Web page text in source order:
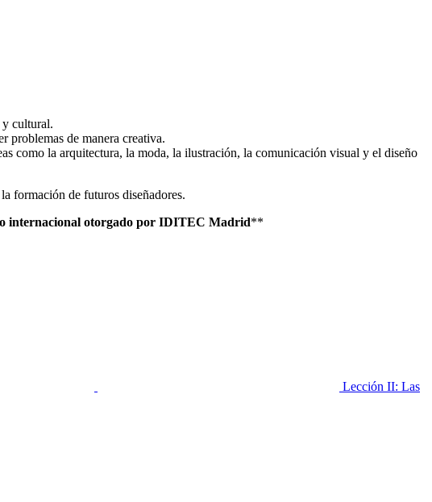
y cultural.
problemas de manera creativa.
como la arquitectura, la moda, la ilustración, la comunicación visual y el diseño
formación de futuros diseñadores.
internacional otorgado por IDITEC Madrid**
Lección II: Las